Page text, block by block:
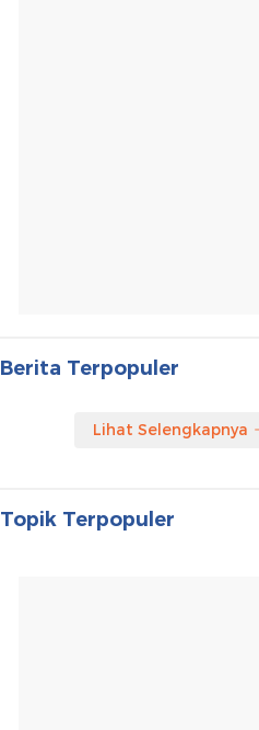
Berita Terpopuler
Lihat Selengkapnya
Topik Terpopuler